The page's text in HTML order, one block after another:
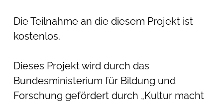
Die Teilnahme an die diesem Projekt ist
kostenlos.
Dieses Projekt wird durch das
Bundesministerium für Bildung und
Forschung gefördert durch „Kultur macht